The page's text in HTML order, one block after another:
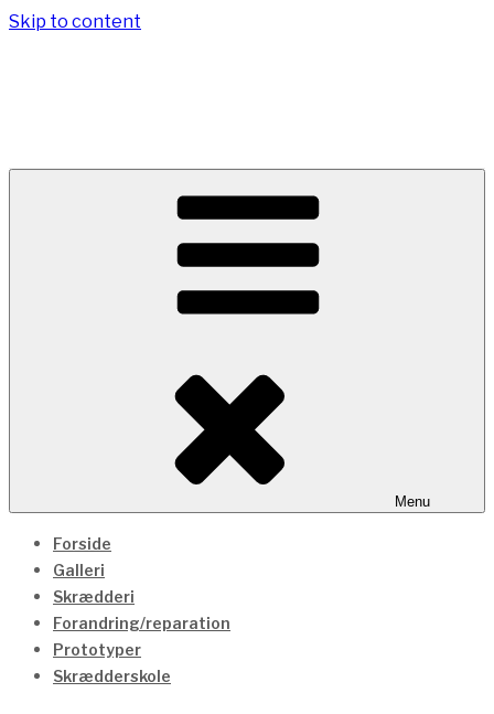
Skip to content
Menu
Forside
Galleri
Skrædderi
Forandring/reparation
Prototyper
Skrædderskole